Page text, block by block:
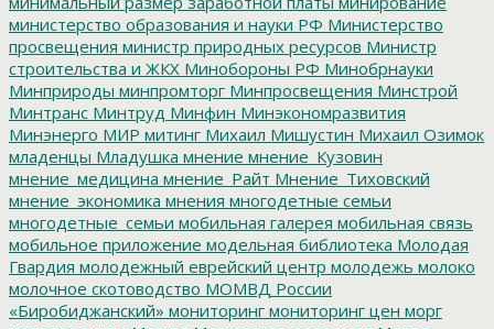
министерство образования и науки РФ Министерство
просвещения министр природных ресурсов Министр
строительства и ЖКХ Минобороны РФ Минобрнауки
Минприроды минпромторг Минпросвещения Минстрой
Минтранс Минтруд Минфин Минэкономразвития
Минэнерго МИР митинг Михаил Мишустин Михаил Озимок
младенцы Младушка мнение мнение_Кузовин
мнение_медицина мнение_Райт Мнение_Тиховский
мнение_экономика мнения многодетные семьи
многодетные_семьи мобильная галерея мобильная связь
мобильное приложение модельная библиотека Молодая
Гвардия молодежный еврейский центр молодежь молоко
молочное скотоводство МОМВД России
«Биробиджанский» мониторинг мониторинг цен морг